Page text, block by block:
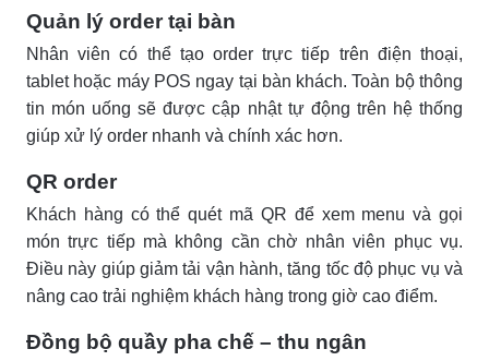
Quản lý order tại bàn
Nhân viên có thể tạo order trực tiếp trên điện thoại,
tablet hoặc máy POS ngay tại bàn khách. Toàn bộ thông
tin món uống sẽ được cập nhật tự động trên hệ thống
giúp xử lý order nhanh và chính xác hơn.
QR order
Khách hàng có thể quét mã QR để xem menu và gọi
món trực tiếp mà không cần chờ nhân viên phục vụ.
Điều này giúp giảm tải vận hành, tăng tốc độ phục vụ và
nâng cao trải nghiệm khách hàng trong giờ cao điểm.
Đồng bộ quầy pha chế – thu ngân